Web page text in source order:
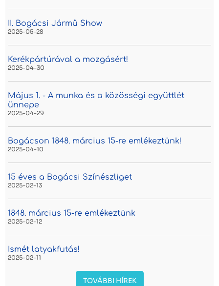
II. Bogácsi Jármű Show
2025-05-28
Kerékpártúrával a mozgásért!
2025-04-30
Május 1. - A munka és a közösségi együttlét
ünnepe
2025-04-29
Bogácson 1848. március 15-re emlékeztünk!
2025-04-10
15 éves a Bogácsi Színészliget
2025-02-13
1848. március 15-re emlékeztünk
2025-02-12
Ismét latyakfutás!
2025-02-11
TOVÁBBI HÍREK